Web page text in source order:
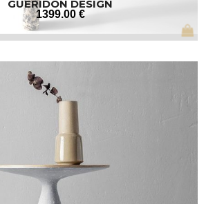
GUÉRIDON DESIGN
1399.00 €